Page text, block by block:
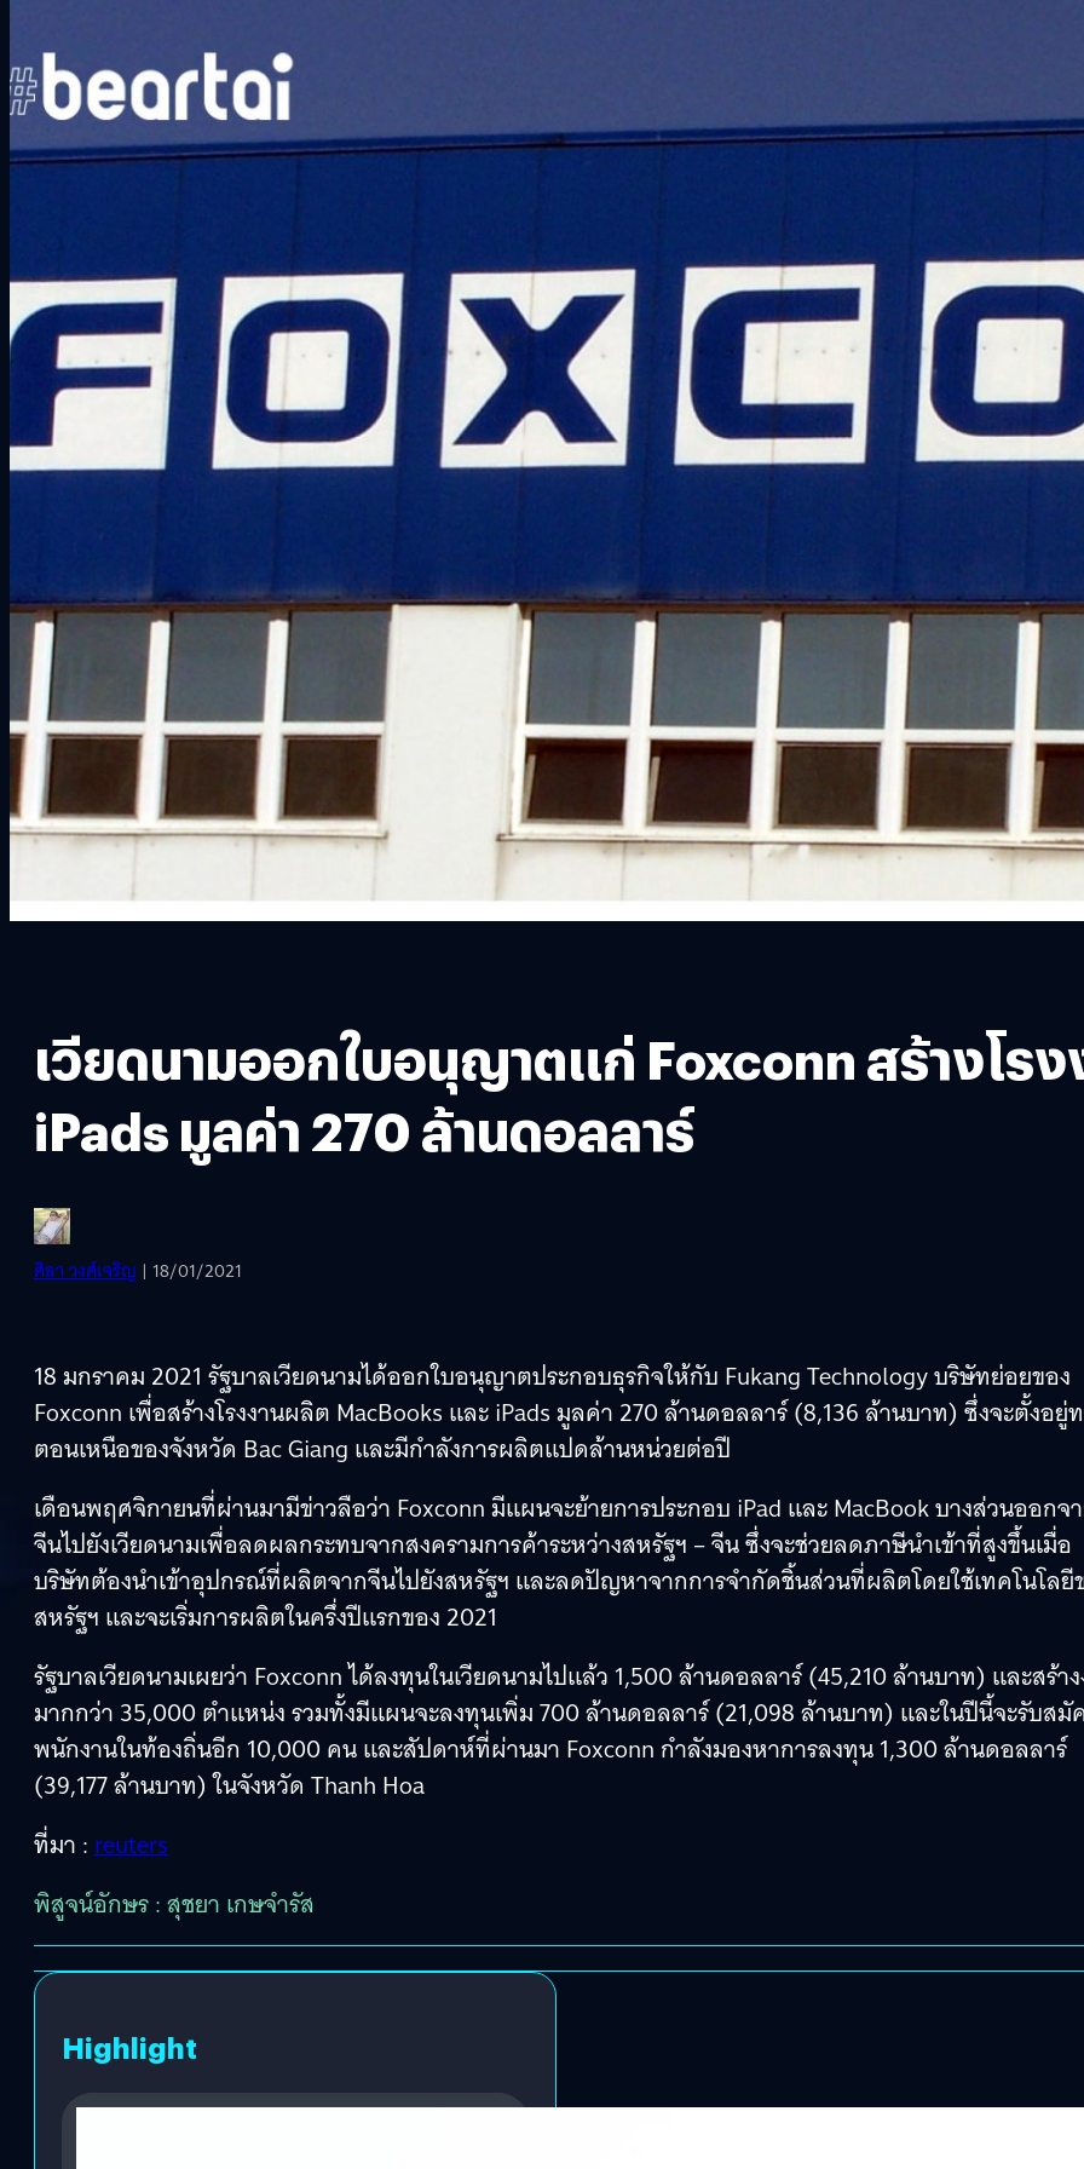
เวียดนามออกใบอนุญาตแก่ Foxconn สร้างโร
iPads มูลค่า 270 ล้านดอลลาร์
ศิลา วงศ์เจริญ | 18/01/2021
18 มกราคม 2021 รัฐบาลเวียดนามได้ออกใบอนุญาตประกอบธุรกิจให้กับ Fukang Technology บริษัทย่อยของ
Foxconn เพื่อสร้างโรงงานผลิต MacBooks และ iPads มูลค่า 270 ล้านดอลลาร์ (8,136 ล้านบาท) ซึ่งจะตั้งอยู่
ตอนเหนือของจังหวัด Bac Giang และมีกำลังการผลิตแปดล้านหน่วยต่อปี
เดือนพฤศจิกายนที่ผ่านมามีข่าวลือว่า Foxconn มีแผนจะย้ายการประกอบ iPad และ MacBook บางส่วนออกจ
จีนไปยังเวียดนามเพื่อลดผลกระทบจากสงครามการค้าระหว่างสหรัฐฯ – จีน ซึ่งจะช่วยลดภาษีนำเข้าที่สูงขึ้นเมื่อ
บริษัทต้องนำเข้าอุปกรณ์ที่ผลิตจากจีนไปยังสหรัฐฯ และลดปัญหาจากการจำกัดชิ้นส่วนที่ผลิตโดยใช้เทคโนโลยี
สหรัฐฯ และจะเริ่มการผลิตในครึ่งปีแรกของ 2021
รัฐบาลเวียดนามเผยว่า Foxconn ได้ลงทุนในเวียดนามไปแล้ว 1,500 ล้านดอลลาร์ (45,210 ล้านบาท) และสร้า
มากกว่า 35,000 ตำแหน่ง รวมทั้งมีแผนจะลงทุนเพิ่ม 700 ล้านดอลลาร์ (21,098 ล้านบาท) และในปีนี้จะรับสมั
พนักงานในท้องถิ่นอีก 10,000 คน และสัปดาห์ที่ผ่านมา Foxconn กำลังมองหาการลงทุน 1,300 ล้านดอลลาร์
(39,177 ล้านบาท) ในจังหวัด Thanh Hoa
ที่มา :reuters
พิสูจน์อักษร : สุชยา เกษจำรัส
Highlight